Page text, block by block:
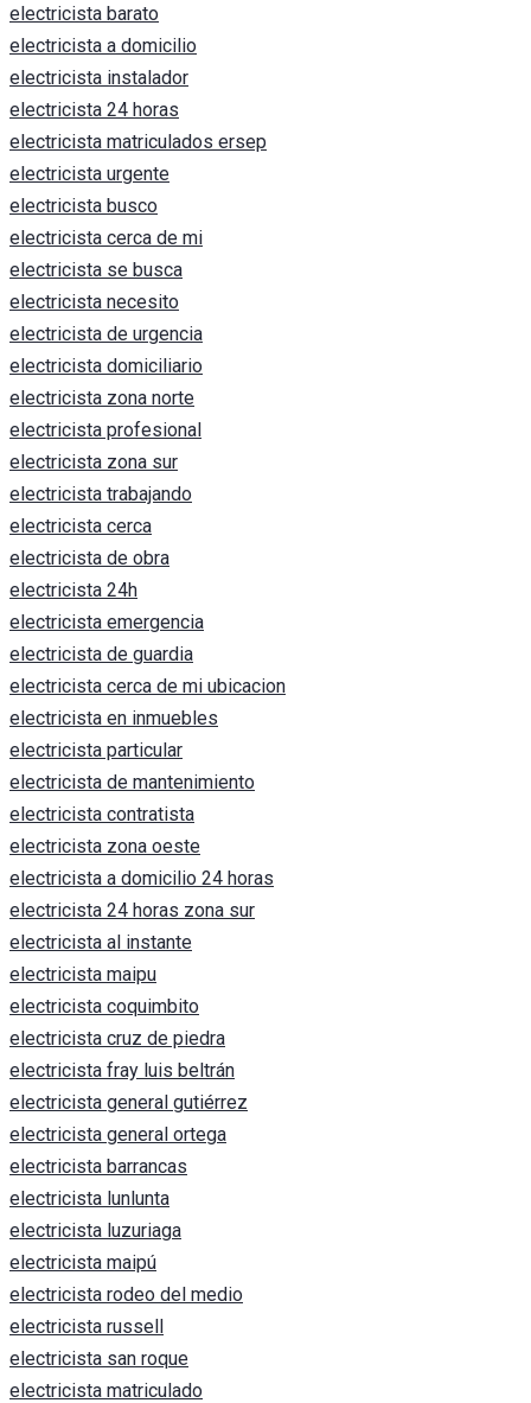
electricista barato
electricista a domicilio
electricista instalador
electricista 24 horas
electricista matriculados ersep
electricista urgente
electricista busco
electricista cerca de mi
electricista se busca
electricista necesito
electricista de urgencia
electricista domiciliario
electricista zona norte
electricista profesional
electricista zona sur
electricista trabajando
electricista cerca
electricista de obra
electricista 24h
electricista emergencia
electricista de guardia
electricista cerca de mi ubicacion
electricista en inmuebles
electricista particular
electricista de mantenimiento
electricista contratista
electricista zona oeste
electricista a domicilio 24 horas
electricista 24 horas zona sur
electricista al instante
electricista maipu
electricista coquimbito
electricista cruz de piedra
electricista fray luis beltrán
electricista general gutiérrez
electricista general ortega
electricista barrancas
electricista lunlunta
electricista luzuriaga
electricista maipú
electricista rodeo del medio
electricista russell
electricista san roque
electricista matriculado